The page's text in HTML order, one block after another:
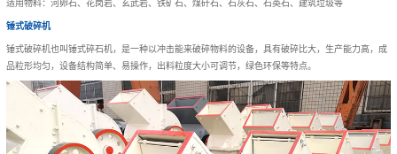
适用物料：河卵石、花岗岩、玄武岩、铁矿石、煤矸石、石灰石、石英石、建筑垃圾等
锤式破碎机
锤式破碎机也叫锤式碎石机，是一种以冲击能来破碎物料的设备，具有破碎比大，生产能力高，成
品粒形均匀，设备结构简单、易操作，出料粒度大小可调节，绿色环保等特点。